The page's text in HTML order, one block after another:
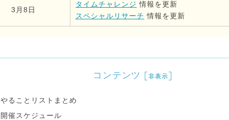
3月8日
タイムチャレンジ 情報を更新
スペシャルリサーチ 情報を更新
コンテンツ [非表示]
やることリストまとめ
開催スケジュール